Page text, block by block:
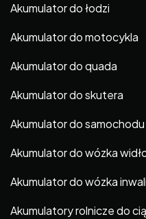
Akumulator do łodzi
Akumulator do motocykla
Akumulator do quada
Akumulator do skutera
Akumulator do
Akumulator do wózka
Akumulator do wózka
Akumulatory rolnicze do